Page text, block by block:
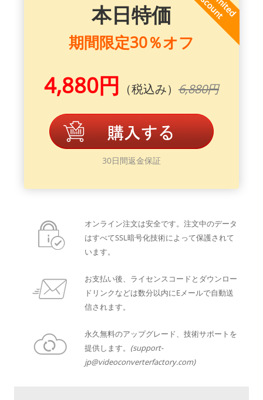
本日特価
期間限定30％オフ
4,880円 （税込み） 6,880円
30日間返金保証
オンライン注文は安全です。注文中のデータ
はすべてSSL暗号化技術によって保護されて
います。
お支払い後、ライセンスコードとダウンロー
ドリンクなどは数分以内にEメールで自動送
信されます。
永久無料のアップグレード、技術サポートを
提供します。 (support-
jp@videoconverterfactory.com)